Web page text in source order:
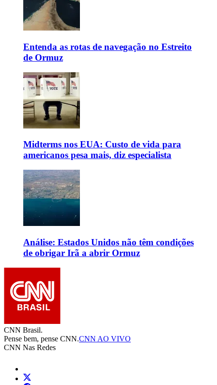
Entenda as rotas de navegação no Estreito
de Ormuz
Midterms nos EUA: Custo de vida para
americanos pesa mais, diz especialista
Análise: Estados Unidos não têm condições
de obrigar Irã a abrir Ormuz
CNN Brasil.
Pense bem, pense CNN.CNN AO VIVO
CNN Nas Redes